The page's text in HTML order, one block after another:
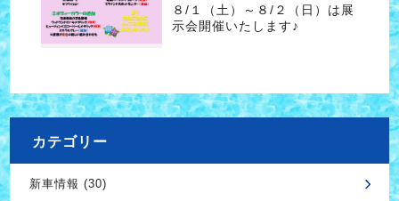
８/１（土）～８/２（日）は展
示会開催いたします♪
カテゴリー
新車情報 (30)